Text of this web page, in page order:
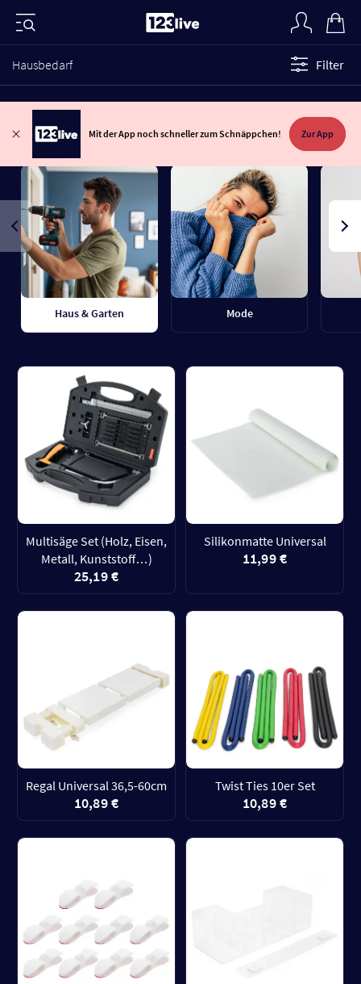
Hausbedarf Filter
Mit der App noch schneller zum Schnäppchen! Zur App
Haus & Garten Mode
Multisäge Set (Holz, Eisen,
Metall, Kunststoff…)
25,19 €
Silikonmatte Universal
11,99 €
Regal Universal 36,5-60cm
10,89 €
Twist Ties 10er Set
10,89 €